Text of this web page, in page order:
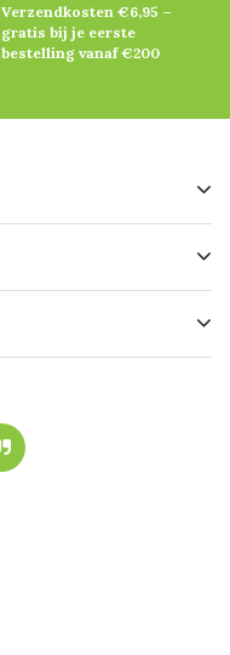
Verzendkosten €6,95 –
gratis bij je eerste
bestelling vanaf €200